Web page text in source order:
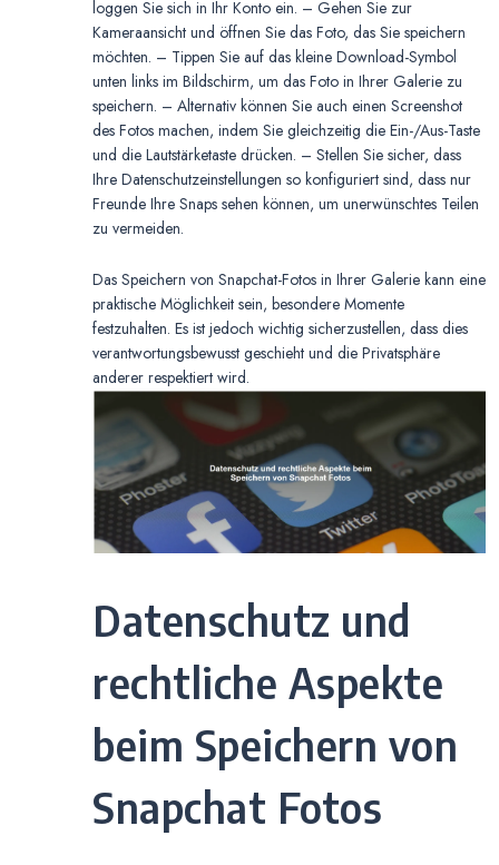
loggen Sie sich in Ihr Konto ein. – Gehen Sie zur
Kameraansicht und öffnen Sie das Foto, das Sie speichern
möchten. – Tippen Sie auf das kleine Download-Symbol
unten links im Bildschirm, um das Foto in Ihrer Galerie zu
speichern. – Alternativ können Sie auch einen Screenshot
des Fotos machen, indem Sie gleichzeitig die Ein-/Aus-Taste
und die Lautstärketaste drücken. – Stellen Sie sicher, dass
Ihre Datenschutzeinstellungen so konfiguriert sind, dass nur
Freunde Ihre Snaps sehen können, um unerwünschtes Teilen
zu vermeiden.
Das Speichern von Snapchat-Fotos in Ihrer Galerie kann eine
praktische Möglichkeit sein, besondere Momente
festzuhalten. Es ist jedoch wichtig sicherzustellen, dass dies
verantwortungsbewusst geschieht und die Privatsphäre
anderer respektiert wird.
Datenschutz und
rechtliche Aspekte
beim Speichern von
Snapchat Fotos